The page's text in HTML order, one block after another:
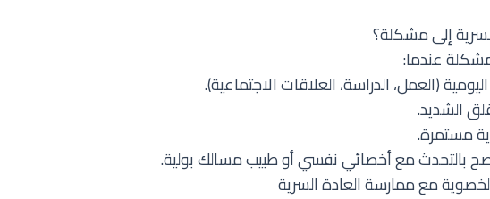
إلى مشكلة؟
مشكلة عندما:
(العمل، الدراسة، العلاقات الاجتماعية).
الشديد.
مستمرة.
بالتحدث مع أخصائي نفسي أو طبيب مسالك بولية.
مع ممارسة العادة السرية